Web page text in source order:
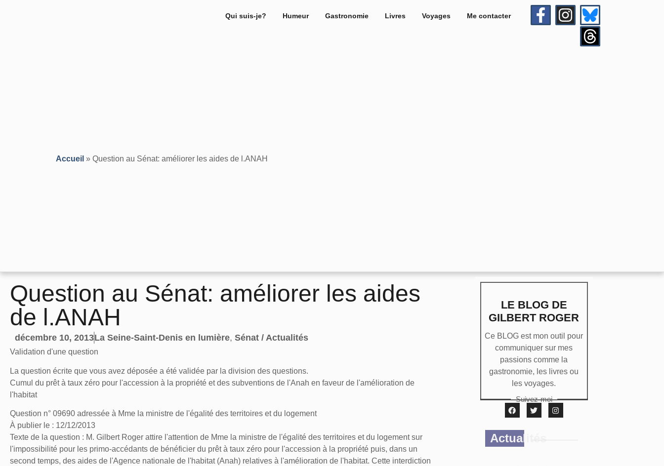
Qui suis-je? Humeur Gastronomie Livres Voyages Me contacter
Accueil » Question au Sénat: améliorer les aides de l.ANAH
Question au Sénat: améliorer les aides
de l.ANAH
décembre 10, 2013La Seine-Saint-Denis en lumière, Sénat / Actualités
Validation d'une question
La question écrite que vous avez déposée a été validée par la division des questions.
Cumul du prêt à taux zéro pour l'accession à la propriété et des subventions de l'Anah en faveur de l'amélioration de
l'habitat
Question n° 09690 adressée à Mme la ministre de l'égalité des territoires et du logement
À publier le : 12/12/2013
Texte de la question : M. Gilbert Roger attire l'attention de Mme la ministre de l'égalité des territoires et du logement sur
l'impossibilité pour les primo-accédants de bénéficier du prêt à taux zéro pour l'accession à la propriété puis, dans un
second temps, des aides de l'Agence nationale de l'habitat (Anah) relatives à l'amélioration de l'habitat. Cette interdiction
LE BLOG DE
GILBERT ROGER
Ce BLOG est mon outil pour
communiquer sur mes
passions comme la
gastronomie, les livres ou
les voyages.
Suivez-moi
Actualités